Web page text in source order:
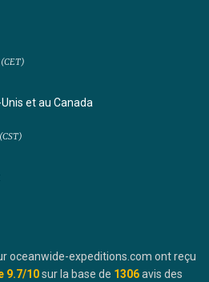
et au Canada
oceanwide-expeditions.com ont reçu
9.7/10sur la base de 1306avis des